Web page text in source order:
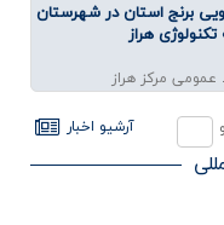
برنج استان در شهرستان
هراز
عمومی مرکز هراز
آرشيو اخبار